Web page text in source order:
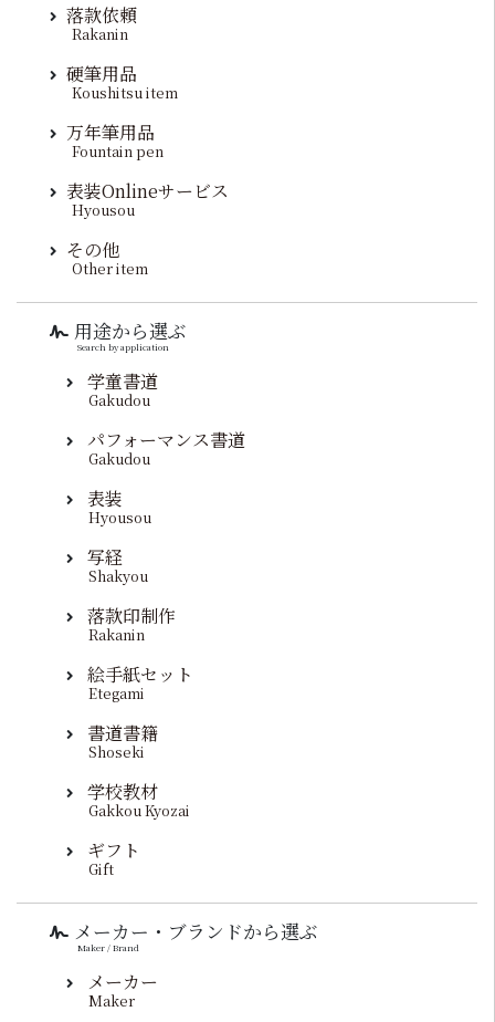
落款依頼
Rakanin
硬筆用品
Koushitsu item
万年筆用品
Fountain pen
表装Onlineサービス
Hyousou
その他
Other item
用途から選ぶ
Search by application
学童書道
Gakudou
パフォーマンス書道
Gakudou
表装
Hyousou
写経
Shakyou
落款印制作
Rakanin
絵手紙セット
Etegami
書道書籍
Shoseki
学校教材
Gakkou Kyozai
ギフト
Gift
メーカー・ブランドから選ぶ
Maker / Brand
メーカー
Maker